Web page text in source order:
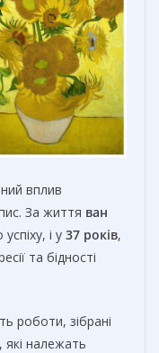
вплив
За життя ван
і у 37 років,
та бідності
роботи, зібрані
, які належать